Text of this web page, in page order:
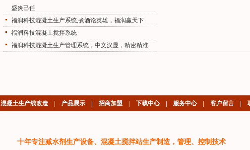
盛炎己任
福润科技混凝土生产系统,煮酒论英雄，福润赢天下
福润科技混凝土搅拌系统
福润科技混凝土生产管理系统，中文汉显，精密精准
混凝土生产线改造 产品展示 招商加盟 下载中心 服务中心| 客户留言
十年专注减水剂生产设备、混凝土搅拌站生产制造，管理、控制技术